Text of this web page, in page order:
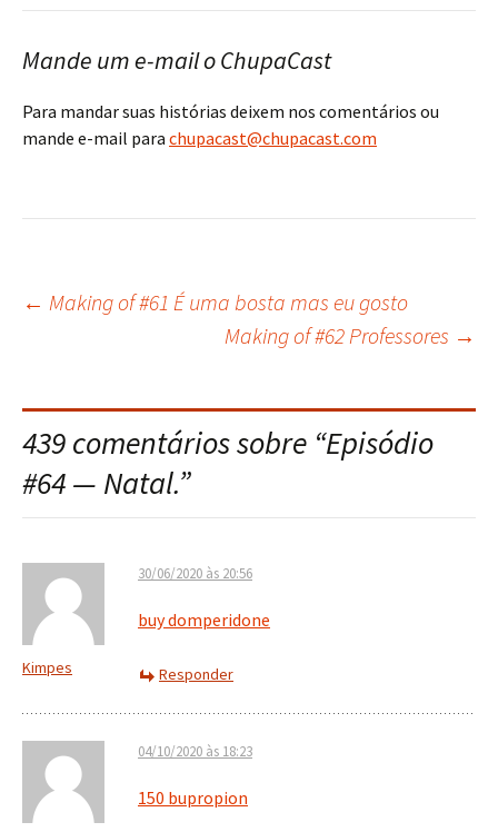
Mande um e-mail o ChupaCast
Para mandar suas histórias deixem nos comentários ou
mande e-mail para chupacast@chupacast.com
Navegação
do
post
← Making of #61 É uma bosta mas eu gosto
Making of #62 Professores →
439 comentários sobre “Episódio
#64 — Natal.”
Kimpes
30/06/2020 às 20:56
buy domperidone
Responder
04/10/2020 às 18:23
150 bupropion